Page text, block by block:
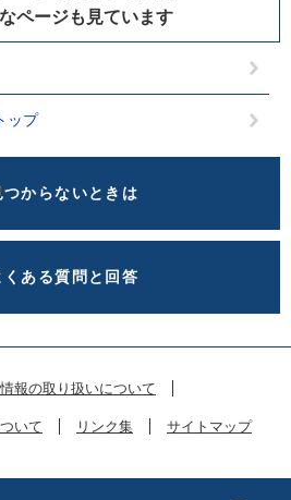
ページも見ています
ップ
つからないときは
くある質問と回答
報の取り扱いについて
いて リンク集 サイトマップ